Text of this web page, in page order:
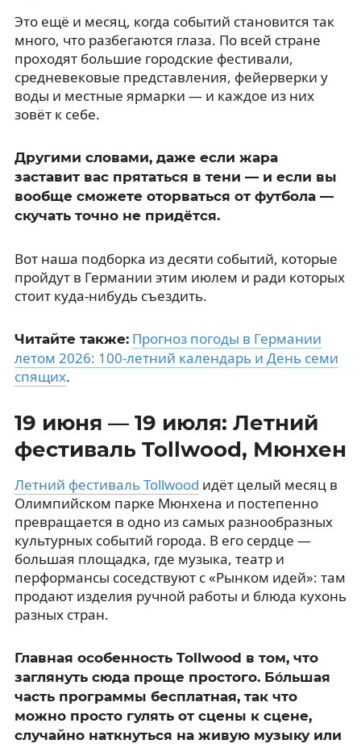
Это ещё и месяц, когда событий становится так
много, что разбегаются глаза. По всей стране
проходят большие городские фестивали,
средневековые представления, фейерверки у
воды и местные ярмарки — и каждое из них
зовёт к себе.
Другими словами, даже если жара
заставит вас прятаться в тени — и если вы
вообще сможете оторваться от футбола —
скучать точно не придётся.
Вот наша подборка из десяти событий, которые
пройдут в Германии этим июлем и ради которых
стоит куда-нибудь съездить.
Читайте также: Прогноз погоды в Германии
летом 2026: 100-летний календарь и День семи
спящих.
19 июня — 19 июля: Летний
фестиваль Tollwood, Мюнхен
Летний фестиваль Tollwood идёт целый месяц в
Олимпийском парке Мюнхена и постепенно
превращается в одно из самых разнообразных
культурных событий города. В его сердце —
большая площадка, где музыка, театр и
перформансы соседствуют с «Рынком идей»: там
продают изделия ручной работы и блюда кухонь
разных стран.
Главная особенность Tollwood в том, что
заглянуть сюда проще простого. Бо́льшая
часть программы бесплатная, так что
можно просто гулять от сцены к сцене,
случайно наткнуться на живую музыку или